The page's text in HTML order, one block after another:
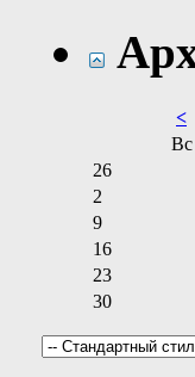
<
Вс
26
2
9
16
23
30